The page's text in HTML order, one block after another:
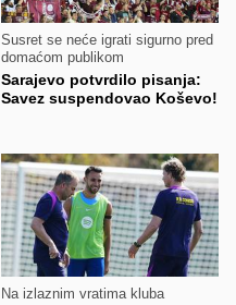
Susret se neće igrati sigurno pred
domaćom publikom
Sarajevo potvrdilo pisanja:
Savez suspendovao Koševo!
Na izlaznim vratima kluba